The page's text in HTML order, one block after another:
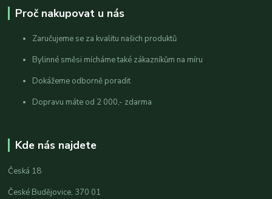
Proč nakupovat u nás
Zaručujeme se za kvalitu našich produktů
Bylinné směsi mícháme také zákazníkům na míru
Dokážeme odborně poradit
Dopravu máte od 2 000,- zdarma
Kde nás najdete
Česká 18
České Budějovice, 370 01